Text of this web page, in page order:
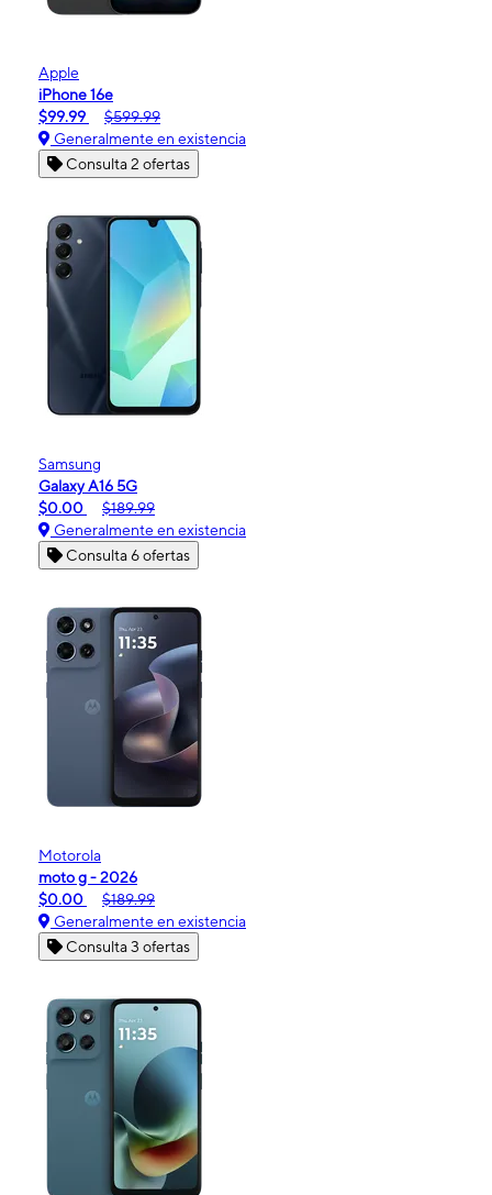
Apple
iPhone 16e
$99.99
$599.99
Generalmente en existencia
Consulta 2 ofertas
Samsung
Galaxy A16 5G
$0.00
$189.99
Generalmente en existencia
Consulta 6 ofertas
Motorola
moto g - 2026
$0.00
$189.99
Generalmente en existencia
Consulta 3 ofertas